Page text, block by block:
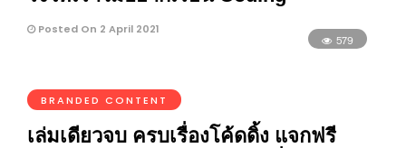
Posted On 2 April 2021
579
BRANDED CONTENT
เล่มเดียวจบ ครบเรื่องโค้ดดิ้ง แจกฟรี